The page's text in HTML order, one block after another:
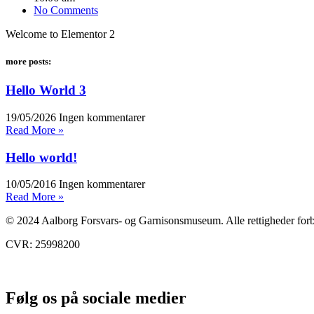
No Comments
Welcome to Elementor 2
more posts:
Hello World 3
19/05/2026 Ingen kommentarer
Read More »
Hello world!
10/05/2016 Ingen kommentarer
Read More »
© 2024 Aalborg Forsvars- og Garnisonsmuseum. Alle rettigheder
CVR: 25998200
Følg os på sociale medier